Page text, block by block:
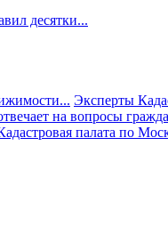
десятки...
Эксперты
на вопросы
палата по